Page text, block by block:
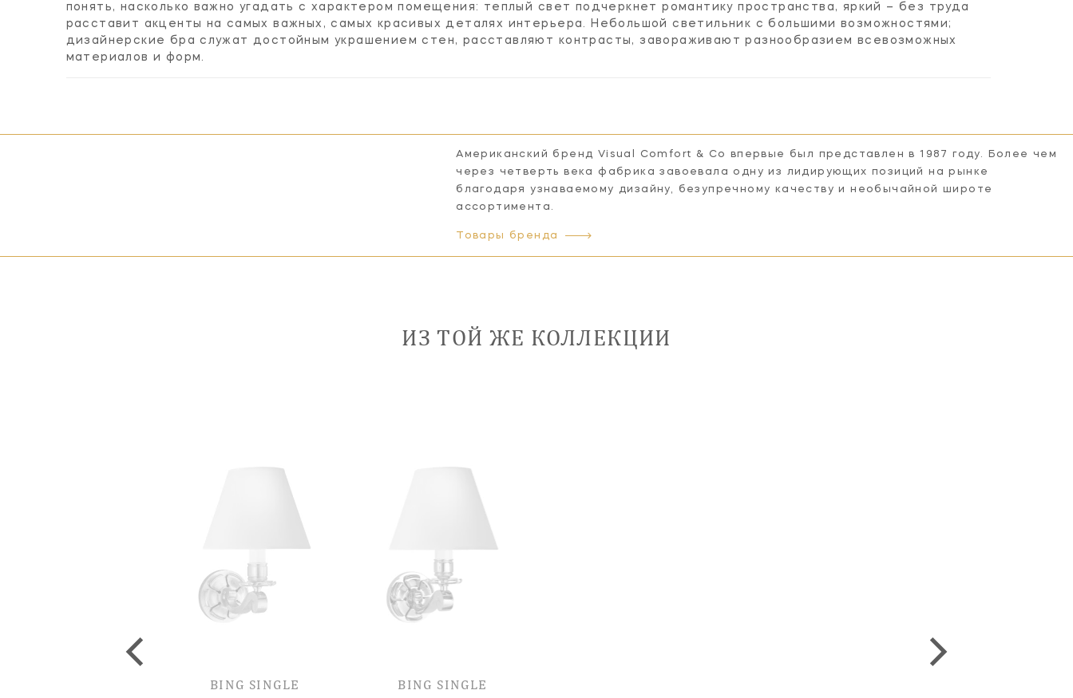
понять, насколько важно угадать с характером помещения: теплый свет подчеркнет романтику пространства, яркий – без труда
расставит акценты на самых важных, самых красивых деталях интерьера. Небольшой светильник с большими возможностями;
дизайнерские бра служат достойным украшением стен, расставляют контрасты, завораживают разнообразием всевозможных
материалов и форм.
Американский бренд Visual Comfort & Co впервые был представлен в 1987 году. Более чем
через четверть века фабрика завоевала одну из лидирующих позиций на рынке
благодаря узнаваемому дизайну, безупречному качеству и необычайной широте
ассортимента.
Товары бренда
ИЗ ТОЙ ЖЕ КОЛЛЕКЦИИ
BING SINGLE BING SINGLE